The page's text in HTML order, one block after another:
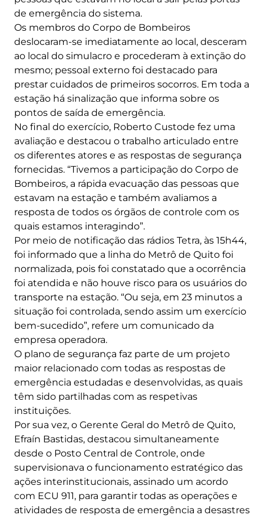
de emergência do sistema.
Os membros do Corpo de Bombeiros
deslocaram-se imediatamente ao local, desceram
ao local do simulacro e procederam à extinção do
mesmo; pessoal externo foi destacado para
prestar cuidados de primeiros socorros. Em toda a
estação há sinalização que informa sobre os
pontos de saída de emergência.
No final do exercício, Roberto Custode fez uma
avaliação e destacou o trabalho articulado entre
os diferentes atores e as respostas de segurança
fornecidas. “Tivemos a participação do Corpo de
Bombeiros, a rápida evacuação das pessoas que
estavam na estação e também avaliamos a
resposta de todos os órgãos de controle com os
quais estamos interagindo”.
Por meio de notificação das rádios Tetra, às 15h44,
foi informado que a linha do Metrô de Quito foi
normalizada, pois foi constatado que a ocorrência
foi atendida e não houve risco para os usuários do
transporte na estação. “Ou seja, em 23 minutos a
situação foi controlada, sendo assim um exercício
bem-sucedido”, refere um comunicado da
empresa operadora.
O plano de segurança faz parte de um projeto
maior relacionado com todas as respostas de
emergência estudadas e desenvolvidas, as quais
têm sido partilhadas com as respetivas
instituições.
Por sua vez, o Gerente Geral do Metrô de Quito,
Efraín Bastidas, destacou simultaneamente
desde o Posto Central de Controle, onde
supervisionava o funcionamento estratégico das
ações interinstitucionais, assinado um acordo
com ECU 911, para garantir todas as operações e
atividades de resposta de emergência a desastres